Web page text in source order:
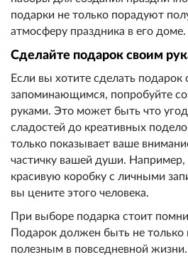
подарки не только порадуют
атмосферу праздника в его доме.
Сделайте подарок своим
Если вы хотите сделать подарок
запоминающимся, попробуйте
руками. Это может быть что
сладостей до креативных
только показывает ваше
частичку вашей души.
красивую коробку с личными
вы цените этого человека.
При выборе подарка стоит
Подарок должен быть не только
полезным в повседневной